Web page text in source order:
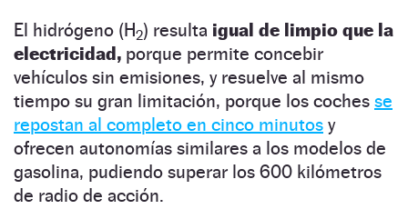
El hidrógeno (H2) resulta igual de limpio que la
electricidad, porque permite concebir
vehículos sin emisiones, y resuelve al mismo
tiempo su gran limitación, porque los coches se
repostan al completo en cinco minutos y
ofrecen autonomías similares a los modelos de
gasolina, pudiendo superar los 600 kilómetros
de radio de acción.